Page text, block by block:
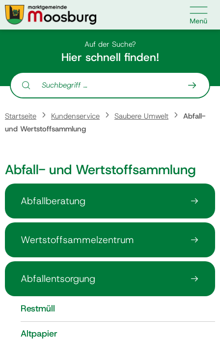
Kontakt 
Suche nach:
Startseite
Kundenservice
Veranstaltungen
Politik
Kontakt
Auf der Suche?
Hier schnell finden!
Suche nach:
Startseite Kundenservice Saubere Umwelt
Abfall-
und Wertstoffsammlung
Abfall- und Wertstoffsammlung
Abfallberatung
Wertstoffsammelzentrum
Abfallentsorgung
Restmüll
Altpapier